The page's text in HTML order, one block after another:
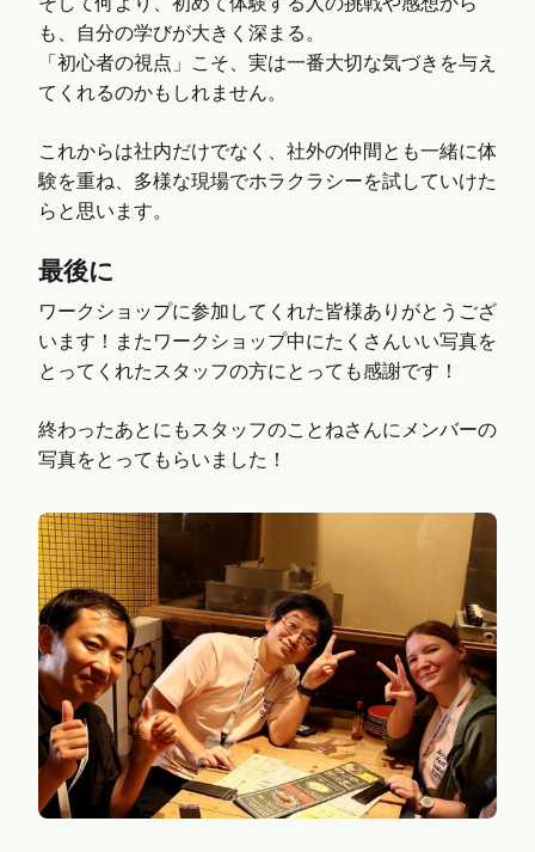
も、自分の学びが大きく深まる。
「初心者の視点」こそ、実は一番大切な気づきを与え
てくれるのかもしれません。
これからは社内だけでなく、社外の仲間とも一緒に体
験を重ね、多様な現場でホラクラシーを試していけた
らと思います。
最後に
ワークショップに参加してくれた皆様ありがとうござ
います！またワークショップ中にたくさんいい写真を
とってくれたスタッフの方にとっても感謝です！
終わったあとにもスタッフのことねさんにメンバーの
写真をとってもらいました！